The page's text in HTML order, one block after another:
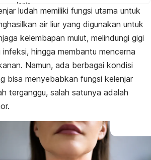
Jenis
Tanda dan gejala
Penyebab
Diagnosis
ludah memiliki fungsi utama untuk
air liur yang digunakan untuk
kelembapan mulut, melindungi gigi
infeksi, hingga membantu mencerna
Namun, ada berbagai kondisi
bisa menyebabkan fungsi kelenjar
terganggu, salah satunya adalah